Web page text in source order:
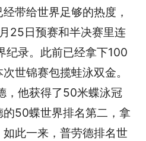
带给世界足够的热度，
25日预赛和半决赛里连
纪录。此前已经拿下100
世锦赛包揽蛙泳双金。
，他获得了50米蝶泳冠
50蝶世界排名第二，拿
此一来，普劳德排名世